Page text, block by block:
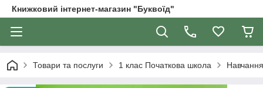
Книжковий інтернет-магазин "Буквоїд"
Товари та послуги 1 клас Початкова школа